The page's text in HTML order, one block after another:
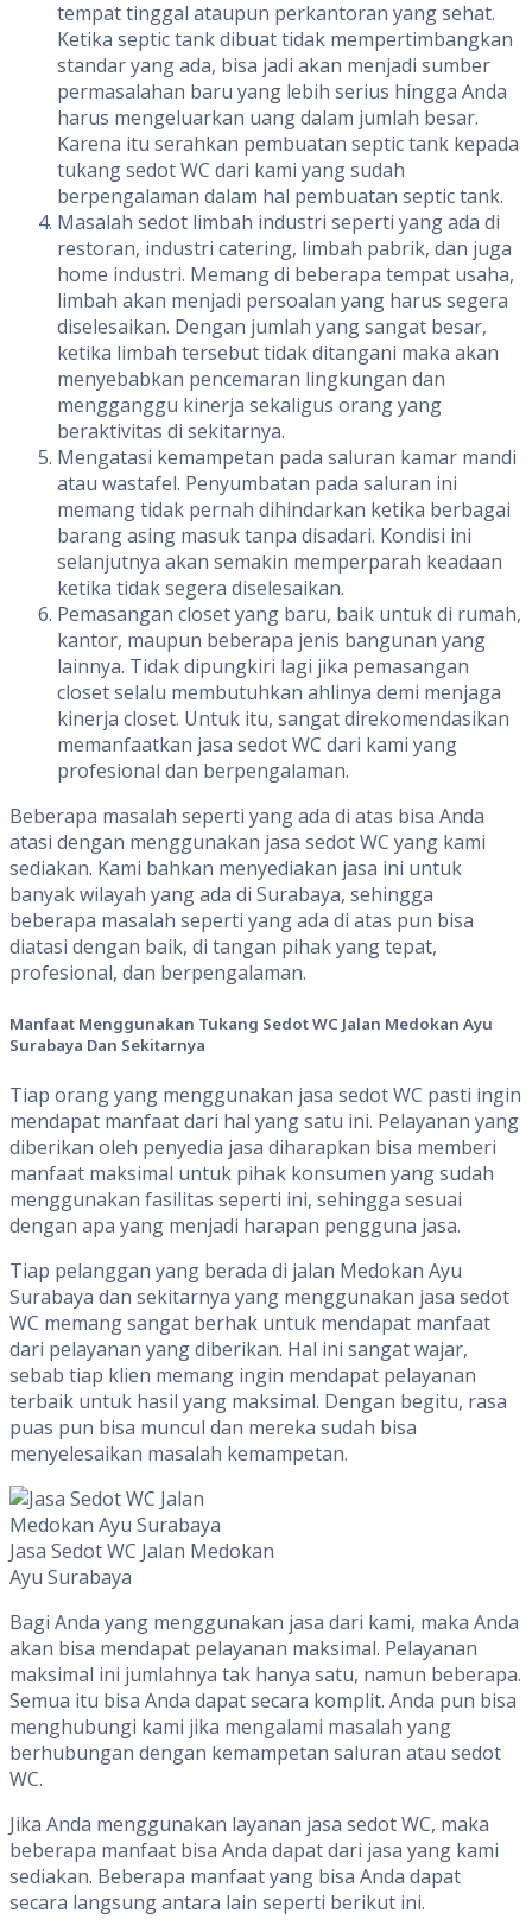
tempat tinggal ataupun perkantoran yang sehat.
Ketika septic tank dibuat tidak mempertimbangkan
standar yang ada, bisa jadi akan menjadi sumber
permasalahan baru yang lebih serius hingga Anda
harus mengeluarkan uang dalam jumlah besar.
Karena itu serahkan pembuatan septic tank kepada
tukang sedot WC dari kami yang sudah
berpengalaman dalam hal pembuatan septic tank.
Masalah sedot limbah industri seperti yang ada di
restoran, industri catering, limbah pabrik, dan juga
home industri. Memang di beberapa tempat usaha,
limbah akan menjadi persoalan yang harus segera
diselesaikan. Dengan jumlah yang sangat besar,
ketika limbah tersebut tidak ditangani maka akan
menyebabkan pencemaran lingkungan dan
mengganggu kinerja sekaligus orang yang
beraktivitas di sekitarnya.
Mengatasi kemampetan pada saluran kamar mandi
atau wastafel. Penyumbatan pada saluran ini
memang tidak pernah dihindarkan ketika berbagai
barang asing masuk tanpa disadari. Kondisi ini
selanjutnya akan semakin memperparah keadaan
ketika tidak segera diselesaikan.
Pemasangan closet yang baru, baik untuk di rumah,
kantor, maupun beberapa jenis bangunan yang
lainnya. Tidak dipungkiri lagi jika pemasangan
closet selalu membutuhkan ahlinya demi menjaga
kinerja closet. Untuk itu, sangat direkomendasikan
memanfaatkan jasa sedot WC dari kami yang
profesional dan berpengalaman.
Beberapa masalah seperti yang ada di atas bisa Anda
atasi dengan menggunakan jasa sedot WC yang kami
sediakan. Kami bahkan menyediakan jasa ini untuk
banyak wilayah yang ada di Surabaya, sehingga
beberapa masalah seperti yang ada di atas pun bisa
diatasi dengan baik, di tangan pihak yang tepat,
profesional, dan berpengalaman.
Manfaat Menggunakan Tukang Sedot WC Jalan Medokan Ayu
Surabaya Dan Sekitarnya
Tiap orang yang menggunakan jasa sedot WC pasti ingin
mendapat manfaat dari hal yang satu ini. Pelayanan yang
diberikan oleh penyedia jasa diharapkan bisa memberi
manfaat maksimal untuk pihak konsumen yang sudah
menggunakan fasilitas seperti ini, sehingga sesuai
dengan apa yang menjadi harapan pengguna jasa.
Tiap pelanggan yang berada di jalan Medokan Ayu
Surabaya dan sekitarnya yang menggunakan jasa sedot
WC memang sangat berhak untuk mendapat manfaat
dari pelayanan yang diberikan. Hal ini sangat wajar,
sebab tiap klien memang ingin mendapat pelayanan
terbaik untuk hasil yang maksimal. Dengan begitu, rasa
puas pun bisa muncul dan mereka sudah bisa
menyelesaikan masalah kemampetan.
Jasa Sedot WC Jalan Medokan
Ayu Surabaya
Bagi Anda yang menggunakan jasa dari kami, maka Anda
akan bisa mendapat pelayanan maksimal. Pelayanan
maksimal ini jumlahnya tak hanya satu, namun beberapa.
Semua itu bisa Anda dapat secara komplit. Anda pun bisa
menghubungi kami jika mengalami masalah yang
berhubungan dengan kemampetan saluran atau sedot
WC.
Jika Anda menggunakan layanan jasa sedot WC, maka
beberapa manfaat bisa Anda dapat dari jasa yang kami
sediakan. Beberapa manfaat yang bisa Anda dapat
secara langsung antara lain seperti berikut ini.